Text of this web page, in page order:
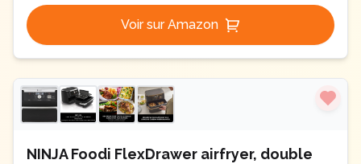
sans huile, Ecran tactile digital, Dual essential inox,
EZ901820, Noir
Voir sur Amazon
NINJA Foodi FlexDrawer airfryer, double